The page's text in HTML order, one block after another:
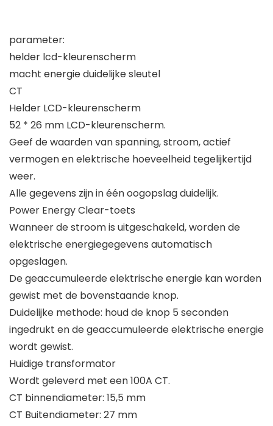
parameter:
helder lcd-kleurenscherm
macht energie duidelijke sleutel
CT
Helder LCD-kleurenscherm
52 * 26 mm LCD-kleurenscherm.
Geef de waarden van spanning, stroom, actief
vermogen en elektrische hoeveelheid tegelijkertijd
weer.
Alle gegevens zijn in één oogopslag duidelijk.
Power Energy Clear-toets
Wanneer de stroom is uitgeschakeld, worden de
elektrische energiegegevens automatisch
opgeslagen.
De geaccumuleerde elektrische energie kan worden
gewist met de bovenstaande knop.
Duidelijke methode: houd de knop 5 seconden
ingedrukt en de geaccumuleerde elektrische energie
wordt gewist.
Huidige transformator
Wordt geleverd met een 100A CT.
CT binnendiameter: 15,5 mm
CT Buitendiameter: 27 mm